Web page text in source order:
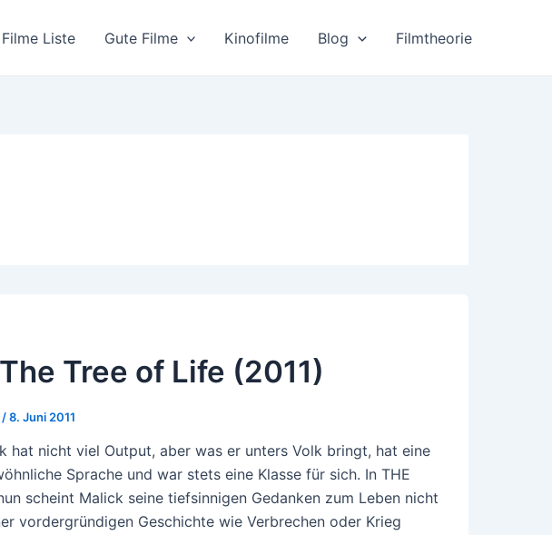
Filme Liste Gute Filme Kinofilme Blog Filmtheorie
Tree of Life (2011)
/8. Juni 2011
hat nicht viel Output, aber was er unters Volk bringt, hat eine
Sprache und war stets eine Klasse für sich. In THE
scheint Malick seine tiefsinnigen Gedanken zum Leben nicht
vordergründigen Geschichte wie Verbrechen oder Krieg